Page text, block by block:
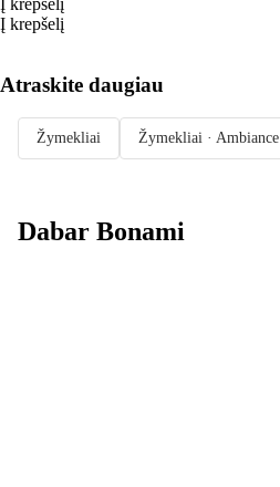
Į krepšelį
Į krepšelį
Atraskite daugiau
Žymekliai Žymekliai · Ambiance
Dabar Bonami